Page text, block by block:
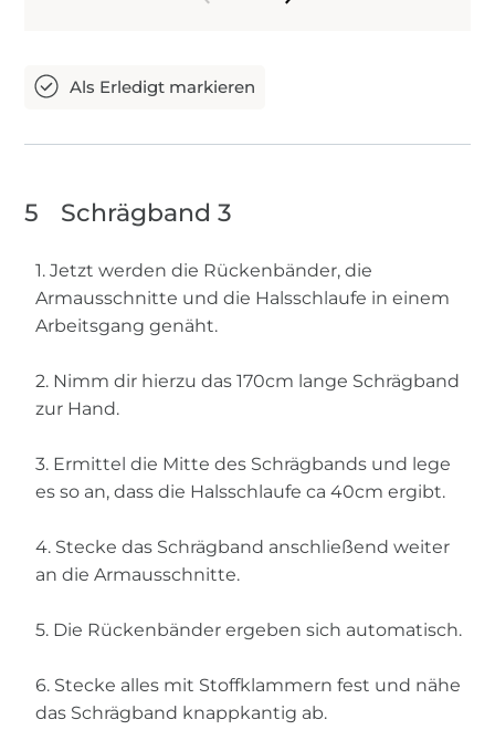
5 Schrägband 3
1. Jetzt werden die Rückenbänder, die
Armausschnitte und die Halsschlaufe in einem
Arbeitsgang genäht.
2. Nimm dir hierzu das 170cm lange Schrägband
zur Hand.
3. Ermittel die Mitte des Schrägbands und lege
es so an, dass die Halsschlaufe ca 40cm ergibt.
4. Stecke das Schrägband anschließend weiter
an die Armausschnitte.
5. Die Rückenbänder ergeben sich automatisch.
6. Stecke alles mit Stoffklammern fest und nähe
das Schrägband knappkantig ab.